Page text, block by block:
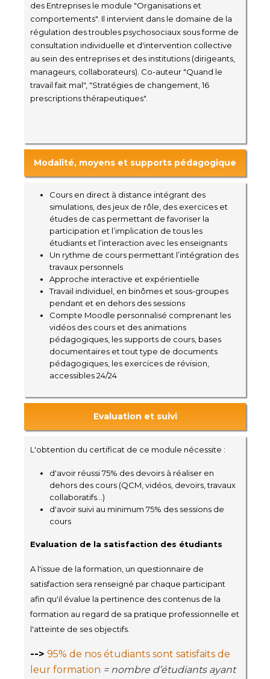
des Entreprises le module "Organisations et
comportements". Il intervient dans le domaine de la
régulation des troubles psychosociaux sous forme de
consultation individuelle et d'intervention collective
au sein des entreprises et des institutions (dirigeants,
manageurs, collaborateurs). Co-auteur "Quand le
travail fait mal", "Stratégies de changement, 16
prescriptions thérapeutiques".
Modalité, moyens et supports pédagogique
Cours en direct à distance intégrant des
simulations, des jeux de rôle, des exercices et
études de cas permettant de favoriser la
participation et l’implication de tous les
étudiants et l’interaction avec les enseignants
Un rythme de cours permettant l’intégration des
travaux personnels
Approche interactive et expérientielle
Travail individuel, en binômes et sous-groupes
pendant et en dehors des sessions
Compte Moodle personnalisé comprenant les
vidéos des cours et des animations
pédagogiques, les supports de cours, bases
documentaires et tout type de documents
pédagogiques, les exercices de révision,
accessibles 24/24
Evaluation et suivi
L'obtention du certificat de ce module nécessite :
d'avoir réussi 75% des devoirs à réaliser en
dehors des cours (QCM, vidéos, devoirs, travaux
collaboratifs...)
d'avoir suivi au minimum 75% des sessions de
cours
Evaluation de la satisfaction des étudiants
A l'issue de la formation, un questionnaire de
satisfaction sera renseigné par chaque participant
afin qu'il évalue la pertinence des contenus de la
formation au regard de sa pratique professionnelle et
l'atteinte de ses objectifs.
--> 95% de nos étudiants sont satisfaits de
leur formation = nombre d’étudiants ayant